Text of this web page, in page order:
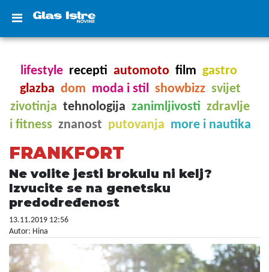
lifestyle recepti automoto film gastro
glazba dom moda i stil showbizz svijet
zivotinja tehnologija zanimljivosti zdravlje
i fitness znanost putovanja more i nautika
FRANKFORT
Ne volite jesti brokulu ni kelj?
Izvucite se na genetsku
predodređenost
13.11.2019 12:56
Autor: Hina